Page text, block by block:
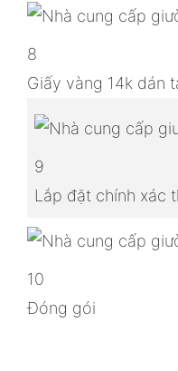
8
Giấy vàng 14k dán
9
Lắp đặt chính xác
10
Đóng gói